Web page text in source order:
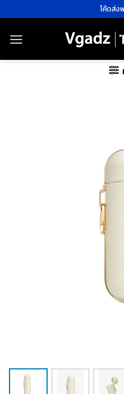
ไป
ยัง
โค้ดส่ง